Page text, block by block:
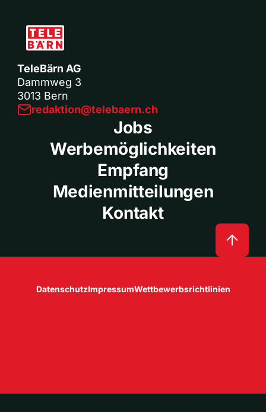
TeleBärn AG
Dammweg 3
3013 Bern
redaktion@telebaern.ch
Jobs
Werbemöglichkeiten
Empfang
Medienmitteilungen
Kontakt
DatenschutzImpressumWettbewerbsrichtlinien